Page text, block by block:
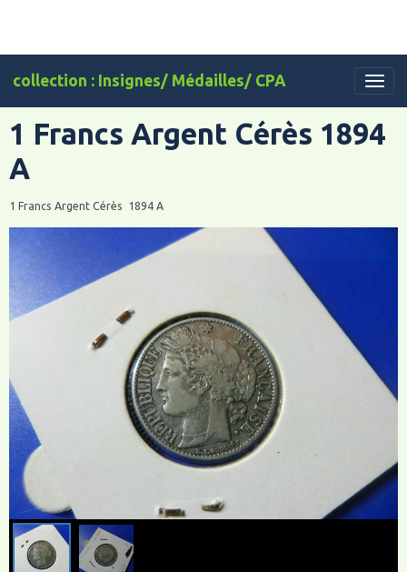
collection : Insignes/ Médailles/ CPA
1 Francs Argent Cérès 1894
A
1 Francs Argent Cérès 1894 A